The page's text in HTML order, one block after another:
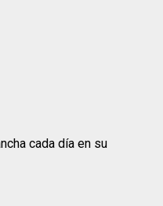
cada día en su